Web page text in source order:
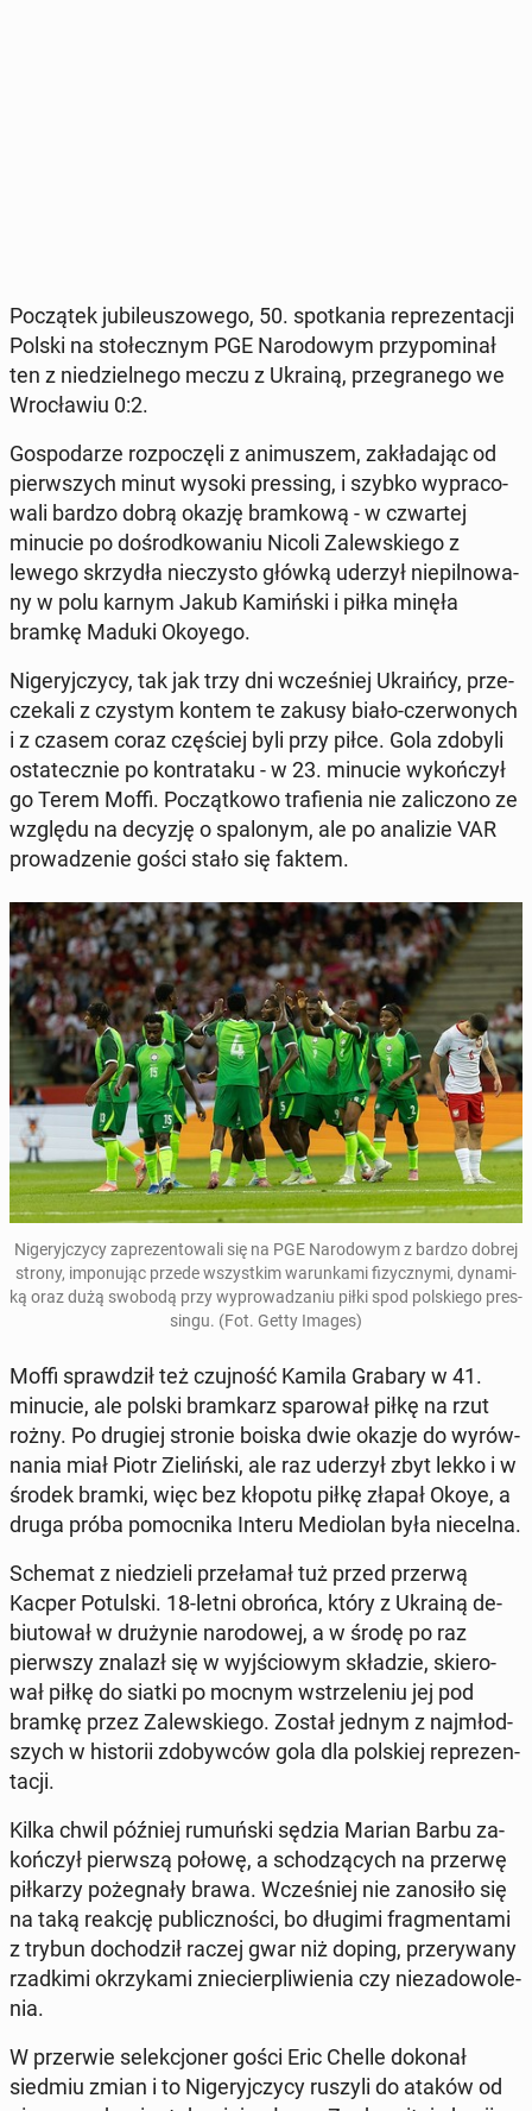
Po­czą­tek ju­bi­le­uszo­we­go, 50. spo­tka­nia re­pre­zen­ta­cji
Polski na sto­łecz­nym PGE Na­ro­do­wym przy­po­mi­nał
ten z nie­dziel­ne­go meczu z Ukrainą, prze­gra­ne­go we
Wro­cła­wiu 0:2.
Go­spo­da­rze roz­po­czę­li z ani­mu­szem, za­kła­da­jąc od
pierw­szych minut wysoki pres­sing, i szybko wy­pra­co­
wa­li bardzo dobrą okazję bram­ko­wą - w czwar­tej
minucie po do­środ­ko­wa­niu Nicoli Za­lew­skie­go z
lewego skrzy­dła nie­czy­sto główką uderzył nie­pil­no­wa­
ny w polu karnym Jakub Ka­miń­ski i piłka minęła
bramkę Maduki Okoyego.
Ni­ge­ryj­czy­cy, tak jak trzy dni wcze­śniej Ukra­iń­cy, prze­
cze­ka­li z czystym kontem te zakusy biało-czer­wo­nych
i z czasem coraz czę­ściej byli przy piłce. Gola zdobyli
osta­tecz­nie po kontr­ata­ku - w 23. minucie wy­koń­czył
go Terem Moffi. Po­cząt­ko­wo tra­fie­nia nie za­li­czo­no ze
względu na decyzję o spa­lo­nym, ale po ana­li­zie VAR
pro­wa­dze­nie gości stało się faktem.
Ni­ge­ryj­czy­cy za­pre­zen­to­wa­li się na PGE Na­ro­do­wym z bardzo dobrej
strony, im­po­nu­jąc przede wszyst­kim wa­run­ka­mi fi­zycz­ny­mi, dy­na­mi­
ką oraz dużą swobodą przy wy­pro­wa­dza­niu piłki spod pol­skie­go pres­
sin­gu. (Fot. Getty Images)
Moffi spraw­dził też czuj­ność Kamila Grabary w 41.
minucie, ale polski bram­karz spa­ro­wał piłkę na rzut
rożny. Po drugiej stronie boiska dwie okazje do wy­rów­
na­nia miał Piotr Zie­liń­ski, ale raz uderzył zbyt lekko i w
środek bramki, więc bez kłopotu piłkę złapał Okoye, a
druga próba po­moc­ni­ka Interu Me­dio­lan była nie­cel­na.
Schemat z nie­dzie­li prze­ła­mał tuż przed przerwą
Kacper Po­tul­ski. 18-letni obrońca, który z Ukrainą de­
biu­to­wał w dru­ży­nie na­ro­do­wej, a w środę po raz
pierw­szy znalazł się w wyj­ścio­wym skła­dzie, skie­ro­
wał piłkę do siatki po mocnym wstrze­le­niu jej pod
bramkę przez Za­lew­skie­go. Został jednym z naj­młod­
szych w hi­sto­rii zdo­byw­ców gola dla pol­skiej re­pre­zen­
ta­cji.
Kilka chwil później ru­muń­ski sędzia Marian Barbu za­
koń­czył pierw­szą połowę, a scho­dzą­cych na przerwę
pił­ka­rzy po­że­gna­ły brawa. Wcze­śniej nie za­no­si­ło się
na taką reakcję pu­blicz­no­ści, bo długimi frag­men­ta­mi
z trybun do­cho­dził raczej gwar niż doping, prze­ry­wa­ny
rzad­ki­mi okrzy­ka­mi znie­cier­pli­wie­nia czy nie­za­do­wo­le­
nia.
W prze­rwie se­lek­cjo­ner gości Eric Chelle dokonał
siedmiu zmian i to Ni­ge­ryj­czy­cy ruszyli do ataków od